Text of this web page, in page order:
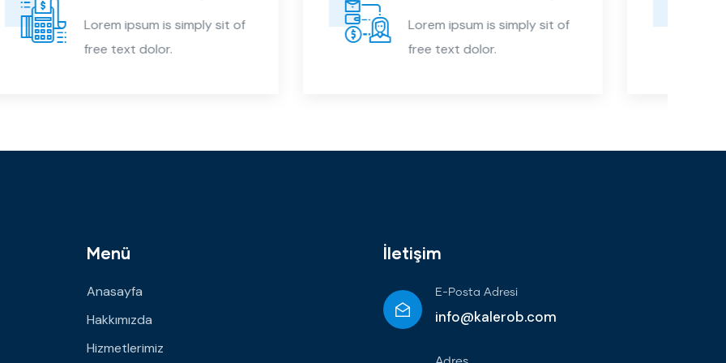
Lorem ipsum is simply sit of
free text dolor.
Lorem ipsum is simply sit of
free text dolor.
Menü
Anasayfa
Hakkımızda
Hizmetlerimiz
İletişim
E-Posta Adresi
info@kalerob.com